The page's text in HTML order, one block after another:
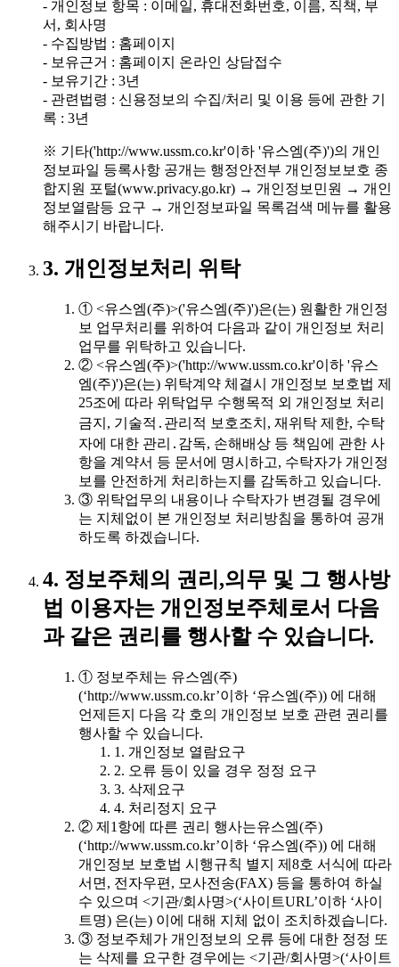
- 개인정보 항목 : 이메일, 휴대전화번호, 이름, 직책, 부
서, 회사명
- 수집방법 : 홈페이지
- 보유근거 : 홈페이지 온라인 상담접수
- 보유기간 : 3년
- 관련법령 : 신용정보의 수집/처리 및 이용 등에 관한 기
록 : 3년
※ 기타('http://www.ussm.co.kr'이하 '유스엠(주)')의 개인
정보파일 등록사항 공개는 행정안전부 개인정보보호 종
합지원 포털(www.privacy.go.kr) → 개인정보민원 → 개인
정보열람등 요구 → 개인정보파일 목록검색 메뉴를 활용
해주시기 바랍니다.
3. 개인정보처리 위탁
① <유스엠(주)>('유스엠(주)')은(는) 원활한 개인정
보 업무처리를 위하여 다음과 같이 개인정보 처리
업무를 위탁하고 있습니다.
② <유스엠(주)>('http://www.ussm.co.kr'이하 '유스
엠(주)')은(는) 위탁계약 체결시 개인정보 보호법 제
25조에 따라 위탁업무 수행목적 외 개인정보 처리
금지, 기술적․관리적 보호조치, 재위탁 제한, 수탁
자에 대한 관리․감독, 손해배상 등 책임에 관한 사
항을 계약서 등 문서에 명시하고, 수탁자가 개인정
보를 안전하게 처리하는지를 감독하고 있습니다.
③ 위탁업무의 내용이나 수탁자가 변경될 경우에
는 지체없이 본 개인정보 처리방침을 통하여 공개
하도록 하겠습니다.
4. 정보주체의 권리,의무 및 그 행사방
법 이용자는 개인정보주체로서 다음
과 같은 권리를 행사할 수 있습니다.
① 정보주체는 유스엠(주)
(‘http://www.ussm.co.kr’이하 ‘유스엠(주)) 에 대해
언제든지 다음 각 호의 개인정보 보호 관련 권리를
행사할 수 있습니다.
1. 개인정보 열람요구
2. 오류 등이 있을 경우 정정 요구
3. 삭제요구
4. 처리정지 요구
② 제1항에 따른 권리 행사는유스엠(주)
(‘http://www.ussm.co.kr’이하 ‘유스엠(주)) 에 대해
개인정보 보호법 시행규칙 별지 제8호 서식에 따라
서면, 전자우편, 모사전송(FAX) 등을 통하여 하실
수 있으며 <기관/회사명>(‘사이트URL’이하 ‘사이
트명) 은(는) 이에 대해 지체 없이 조치하겠습니다.
③ 정보주체가 개인정보의 오류 등에 대한 정정 또
는 삭제를 요구한 경우에는 <기관/회사명>(‘사이트